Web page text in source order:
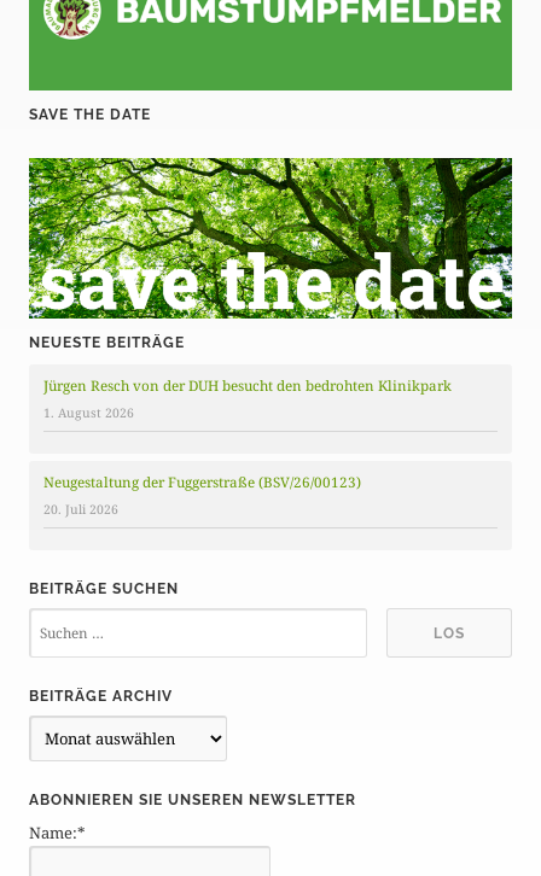
SAVE THE DATE
NEUESTE BEITRÄGE
Jürgen Resch von der DUH besucht den bedrohten Klinikpark
1. August 2026
Neugestaltung der Fuggerstraße (BSV/26/00123)
20. Juli 2026
BEITRÄGE SUCHEN
BEITRÄGE ARCHIV
e
t
r
ABONNIEREN SIE UNSEREN NEWSLETTER
Name:*